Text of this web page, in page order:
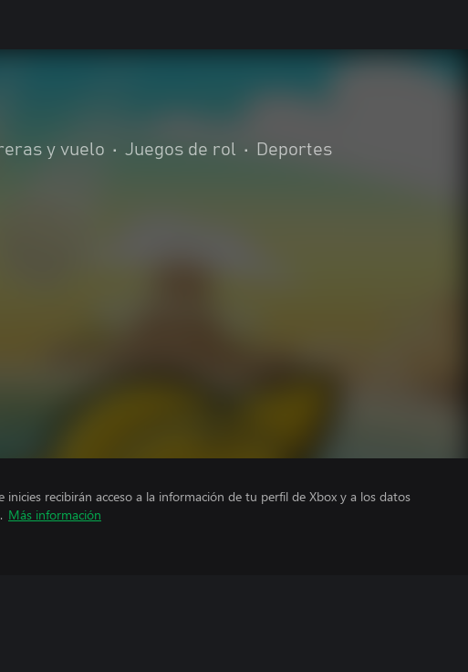
y vuelo • Juegos de rol • Deportes
inicies recibirán acceso a la información de tu perfil de Xbox y a los datos
Más información